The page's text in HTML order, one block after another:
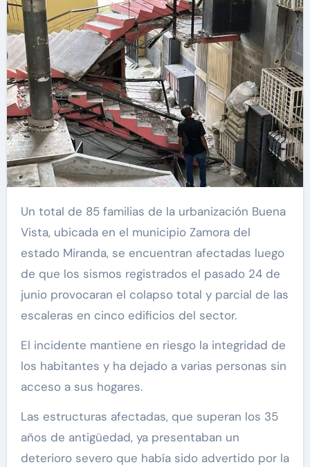
Un total de 85 familias de la urbanización Buena
Vista, ubicada en el municipio Zamora del
estado Miranda, se encuentran afectadas luego
de que los sismos registrados el pasado 24 de
junio provocaran el colapso total y parcial de las
escaleras en cinco edificios del sector.
El incidente mantiene en riesgo la integridad de
los habitantes y ha dejado a varias personas sin
acceso a sus hogares.
Las estructuras afectadas, que superan los 35
años de antigüedad, ya presentaban un
deterioro severo que había sido advertido por la